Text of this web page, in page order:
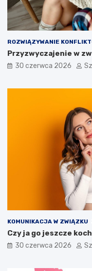
ROZWIĄZYWANIE
Przyzwyczajenie w
30 czerwca 2026
KOMUNIKACJA W ZWIĄZKU
Czy ja go jeszcze
30 czerwca 2026